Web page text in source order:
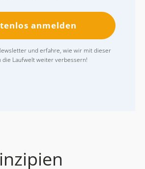
anmelden
und erfahre, wie wir mit dieser
die Laufwelt weiter verbessern!